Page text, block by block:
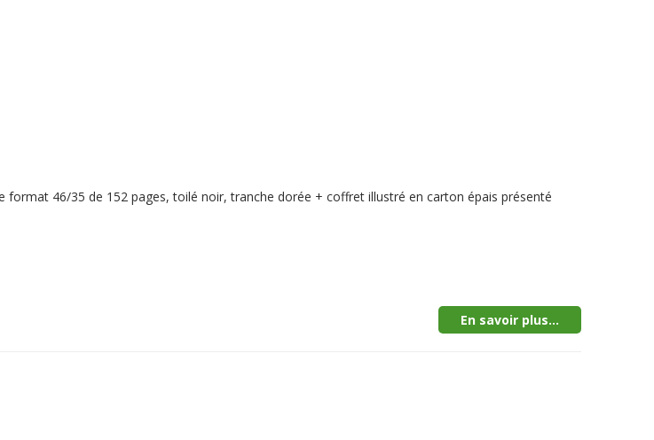
format 46/35 de 152 pages, toilé noir, tranche dorée + coffret illustré en carton épais présenté
En savoir plus...